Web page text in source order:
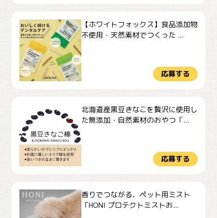
【ホワイトフォックス】食品添加物
不使用・天然素材でつくった ...
応募する
北海道産黒豆きなこを贅沢に使用し
た無添加・自然素材のおやつ「...
応募する
香りでつながる、ペット用ミスト
「HONI プロテクトミストお...